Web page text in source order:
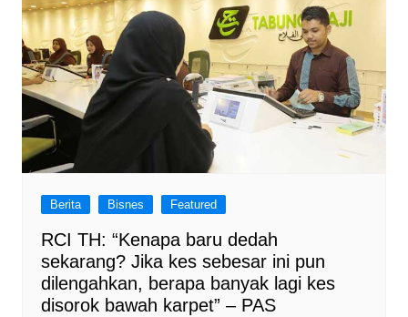
Berita Bisnes Featured
RCI TH: “Kenapa baru dedah
sekarang? Jika kes sebesar ini pun
dilengahkan, berapa banyak lagi kes
disorok bawah karpet” – PAS